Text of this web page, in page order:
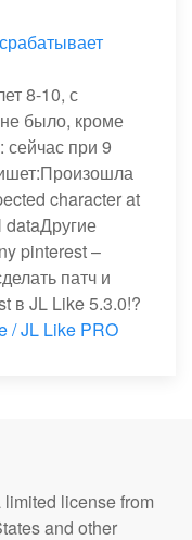
8-10, с
было, кроме
сейчас при 9
character at
dataДругие
pinterest –
патч и
в JL Like 5.3.0!?
/ JL Like PRO
license from
and other